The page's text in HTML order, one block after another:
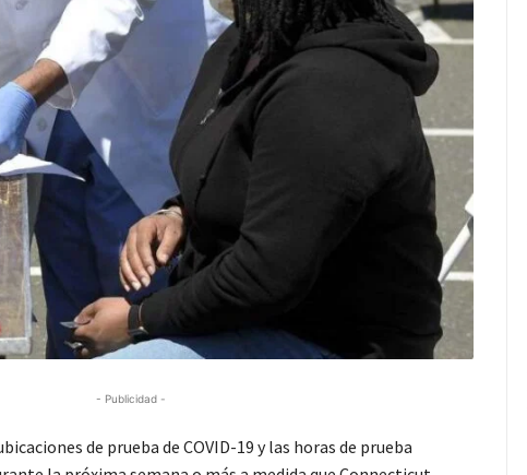
- Publicidad -
de prueba de COVID-19 y las horas de prueba